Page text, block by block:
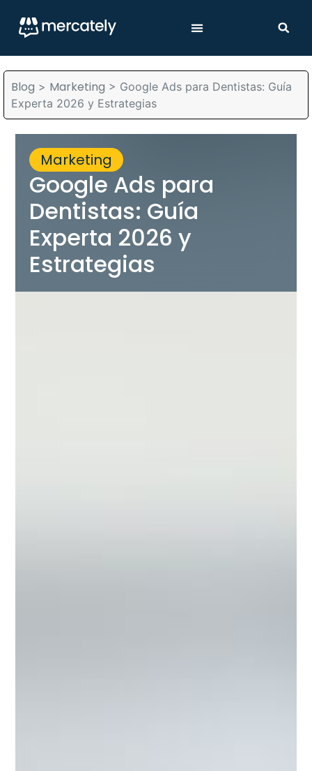
Blog > Marketing > Google Ads para Dentistas: Guía
Experta 2026 y Estrategias
Marketing
Google Ads para
Dentistas: Guía
Experta 2026 y
Estrategias